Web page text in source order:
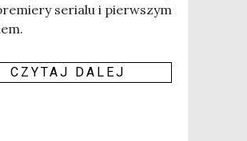
seria­lu i pierw­szym
CZY­TAJ DALEJ